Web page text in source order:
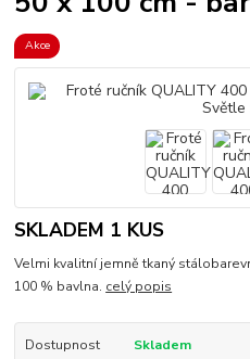
Akce
SKLADEM 1 KUS
Velmi kvalitní jemně tkaný
100 % bavlna. celý popis
Dostupnost
Skladem